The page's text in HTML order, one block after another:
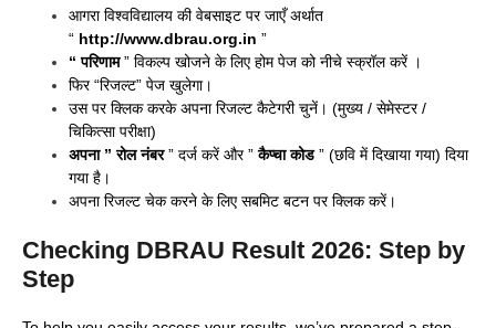
आगरा विश्वविद्यालय की वेबसाइट पर जाएँ अर्थात
“ http://www.dbrau.org.in ”
“ परिणाम” विकल्प खोजने के लिए होम पेज को नीचे स्क्रॉल करें ।
फिर “रिजल्ट” पेज खुलेगा।
उस पर क्लिक करके अपना रिजल्ट कैटेगरी चुनें। (मुख्य / सेमेस्टर /
चिकित्सा परीक्षा)
अपना ” रोल नंबर” दर्ज करें और ”कैप्चा कोड” (छवि में दिखाया गया) दिया
गया है।
अपना रिजल्ट चेक करने के लिए सबमिट बटन पर क्लिक करें।
Checking DBRAU Result 2026: Step by
Step